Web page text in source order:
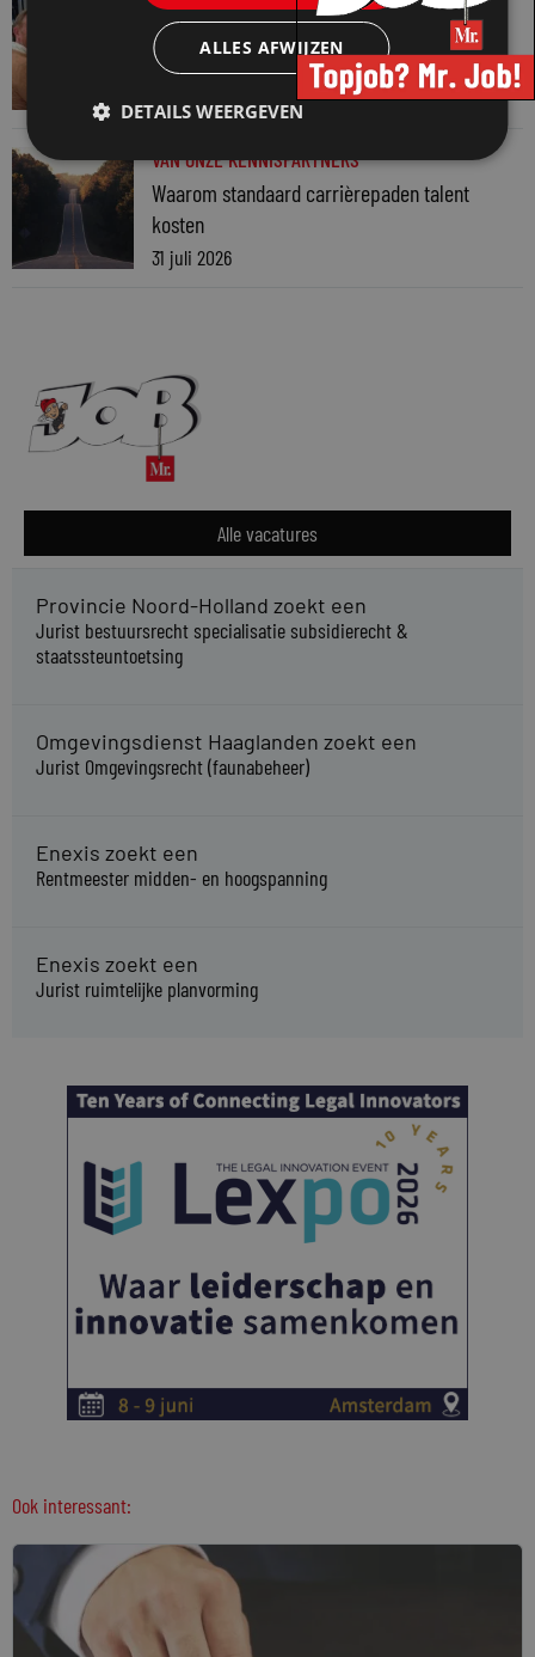
Martin Woodward: waarom geen enkel
advocatenkantoor hetzelfde kan blijven
VAN ONZE KENNISPARTNERS
Waarom standaard carrièrepaden talent
kosten
31 juli 2026
Alle vacatures
Provincie Noord-Holland zoekt een
Jurist bestuursrecht specialisatie subsidierecht &
staatssteuntoetsing
Omgevingsdienst Haaglanden zoekt een
Jurist Omgevingsrecht (faunabeheer)
Enexis zoekt een
Rentmeester midden- en hoogspanning
Enexis zoekt een
Jurist ruimtelijke planvorming
Ook interessant:
ALLES AFWIJZEN
DETAILS WEERGEVEN